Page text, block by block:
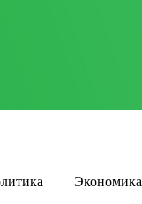
Экономика